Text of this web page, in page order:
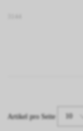
Artikel pro Seite 10